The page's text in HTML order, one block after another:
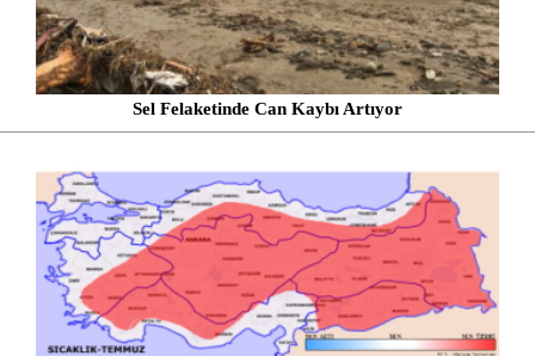
Sel Felaketinde Can Kaybı Artıyor